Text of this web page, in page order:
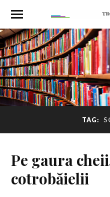
TAG:
Pe gaura
cotrobăielii